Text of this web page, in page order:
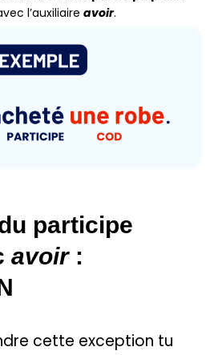
l’auxiliaire avoir.
participe
avoir:
cette exception tu